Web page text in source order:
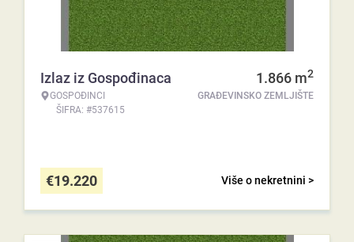
Izlaz iz Gospođinaca
GOSPOĐINCI
ŠIFRA: #537615
1.866 m2
GRAĐEVINSKO ZEMLJIŠTE
Više o nekretnini >
€19.220